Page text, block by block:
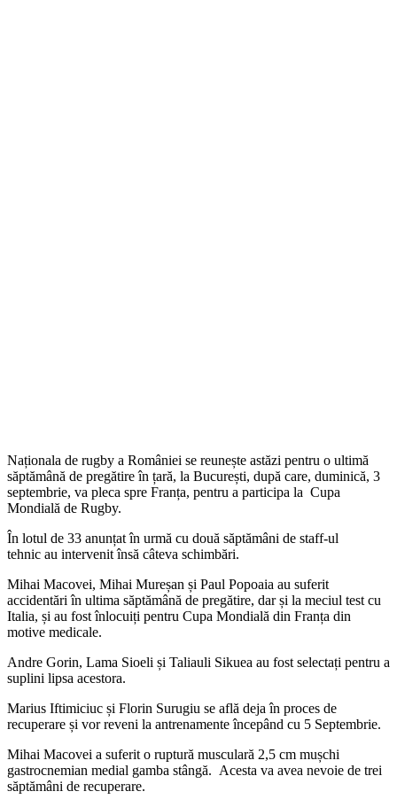
Naționala de rugby a României se reunește astăzi pentru o ultimă
săptămână de pregătire în țară, la București, după care, duminică, 3
septembrie, va pleca spre Franța, pentru a participa la Cupa
Mondială de Rugby.
În lotul de 33 anunțat în urmă cu două săptămâni de staff-ul
tehnic au intervenit însă câteva schimbări.
Mihai Macovei, Mihai Mureșan și Paul Popoaia au suferit
accidentări în ultima săptămână de pregătire, dar și la meciul test cu
Italia, și au fost înlocuiți pentru Cupa Mondială din Franța din
motive medicale.
Andre Gorin, Lama Sioeli și Taliauli Sikuea au fost selectați pentru a
suplini lipsa acestora.
Marius Iftimiciuc și Florin Surugiu se află deja în proces de
recuperare și vor reveni la antrenamente începând cu 5 Septembrie.
Mihai Macovei a suferit o ruptură musculară 2,5 cm mușchi
gastrocnemian medial gamba stângă. Acesta va avea nevoie de trei
săptămâni de recuperare.